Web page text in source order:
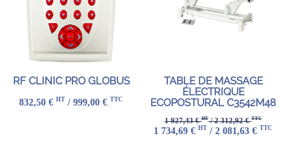
RF CLINIC PRO GLOBUS
832,50 € HT / 999,00 € TTC
TABLE DE MASSAGE
ÉLECTRIQUE
ECOPOSTURAL C3542M48
1 927,43 €HT/ 2 312,92 €TTC
1 734,69 € HT / 2 081,63 € TTC